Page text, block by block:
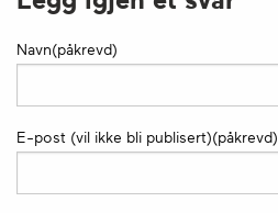
Navn(påkrevd)
E-post (vil ikke bli publisert)(påkrevd)